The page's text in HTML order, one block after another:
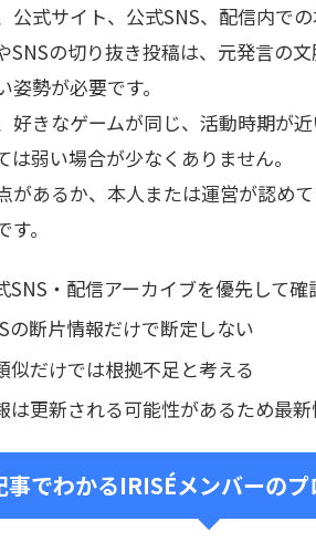
公式サイト、公式SNS、配信内での
SNSの切り抜き投稿は、元発言の
勢が必要です。
好きなゲームが同じ、活動時期が
弱い場合が少なくありません。
があるか、本人または運営が認め
。
SNS・配信アーカイブを優先して確
の断片情報だけで断定しない
似だけでは根拠不足と考える
は更新される可能性があるため最
事でわかるIRISÉメンバーの